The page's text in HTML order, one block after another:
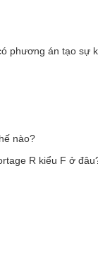
phương án tạo sự
nào?
R kiểu F ở